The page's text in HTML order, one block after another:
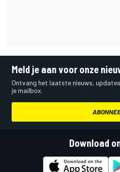
Meld je aan voor onze
Ontvang het laatste nieuws,
je mailbox.
Download